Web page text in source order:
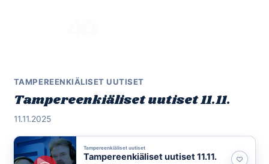
TAMPEREENKIÄLISET UUTISET
Tampereenkiäliset uutiset 11.11.
11.11.2025
Tampereenkiäliset uutiset
Tampereenkiäliset uutiset 11.11.